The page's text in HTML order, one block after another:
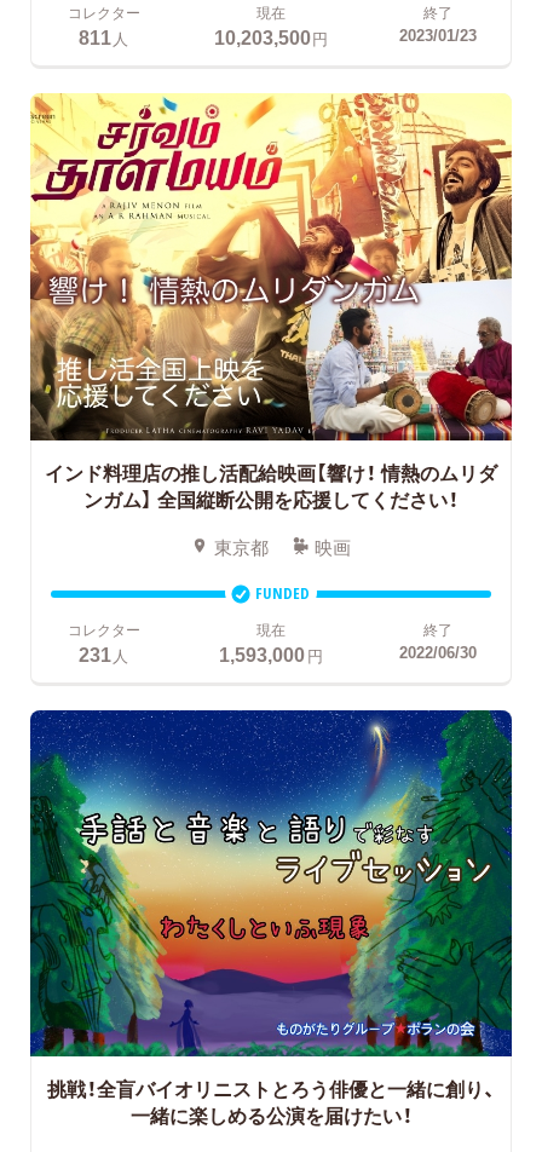
コレクター
811人
現在
10,203,500円
終了
2023/01/23
インド料理店の推し活配給映画【響け！ 情熱のムリダ
ンガム】 全国縦断公開を応援してください！
東京都 映画
FUNDED
コレクター
231 人
現在
1,593,000円
終了
2022/06/30
挑戦！全盲バイオリニストとろう俳優と一緒に創り、
一緒に楽しめる公演を届けたい！